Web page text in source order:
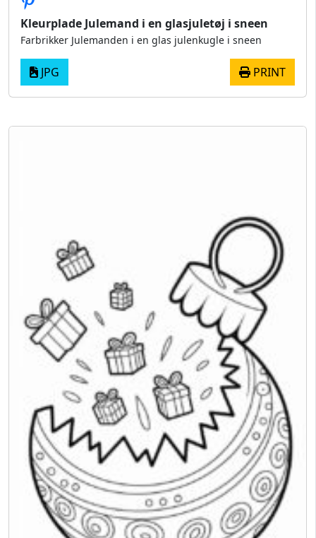
Kleurplade Julemand i en glasjuletøj i sneen
Farbrikker Julemanden i en glas julenkugle i sneen
JPG PRINT